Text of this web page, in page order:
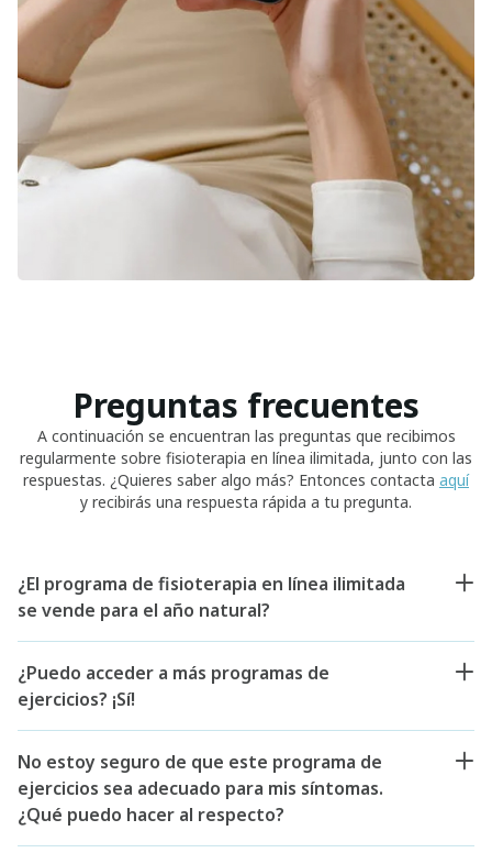
Preguntas frecuentes
A continuación se encuentran las preguntas que recibimos
regularmente sobre fisioterapia en línea ilimitada, junto con las
respuestas. ¿Quieres saber algo más? Entonces contacta aquí
y recibirás una respuesta rápida a tu pregunta.
¿El programa de fisioterapia en línea ilimitada
se vende para el año natural?
¿Puedo acceder a más programas de
ejercicios? ¡Sí!
No estoy seguro de que este programa de
ejercicios sea adecuado para mis síntomas.
¿Qué puedo hacer al respecto?